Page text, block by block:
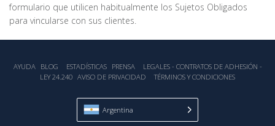
formulario que utilicen habitualmente los Sujetos Obligados
para vincularse con sus clientes.
AYUDA BLOG ESTADÍSTICA‎S PRENSA
LEGALES - CONTRATOS DE ADHESIÓN -
LEY 24.240 AVISO DE PRIVACIDAD TÉRMINOS Y CONDICIONES
Argentina